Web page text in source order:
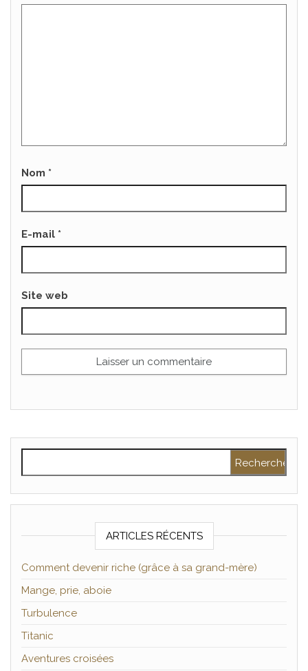
Nom *
E-mail *
Site web
ARTICLES RÉCENTS
Comment devenir riche (grâce à sa grand-mère)
Mange, prie, aboie
Turbulence
Titanic
Aventures croisées